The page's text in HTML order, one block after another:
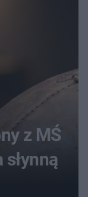
z MŚ
słynną